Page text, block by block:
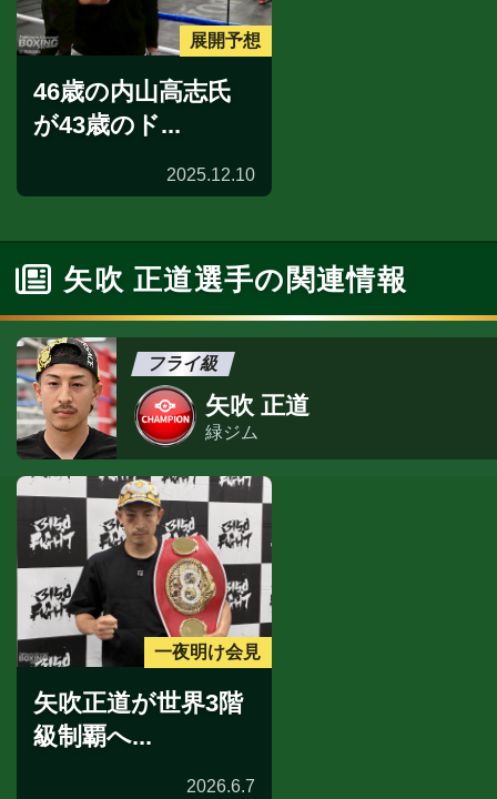
展開予想
46歳の内山高志氏
が43歳のド...
2025.12.10
矢吹 正道選手の関連情報
フライ級
矢吹 正道
緑ジム
一夜明け会見
矢吹正道が世界3階
級制覇へ...
2026.6.7